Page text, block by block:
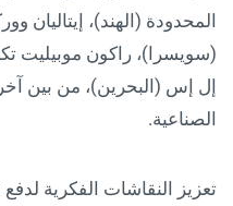
المحدودة (الهند)،
(سويسرا)، راكون موبيليت
إل إس (البحرين)، من بين
الصناعية.
تعزيز النقاشات الفكرية